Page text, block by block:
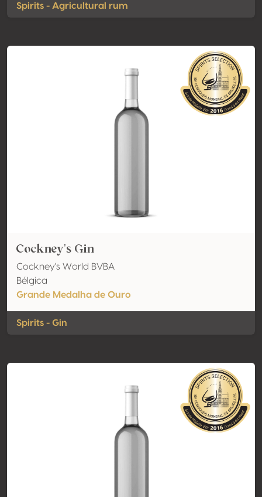
Spirits - Agricultural rum
Cockney's Gin
Cockney's World BVBA
Bélgica
Grande Medalha de Ouro
Spirits - Gin